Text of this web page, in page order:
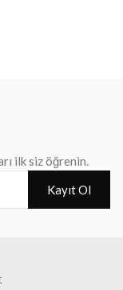
ilk siz öğrenin.
Kayıt Ol